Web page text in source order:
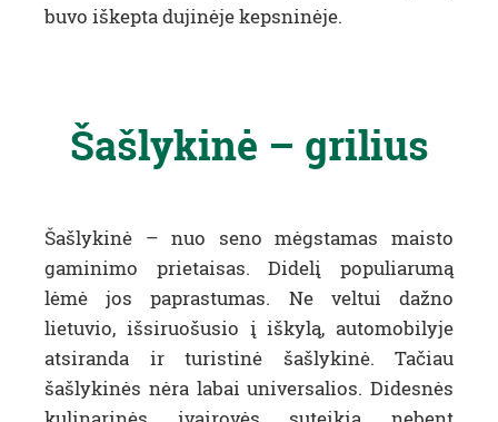
buvo iškepta dujinėje kepsninėje.
Šašlykinė – grilius
Šašlykinė – nuo seno mėgstamas maisto
gaminimo prietaisas. Didelį populiarumą
lėmė jos paprastumas. Ne veltui dažno
lietuvio, išsiruošusio į iškylą, automobilyje
atsiranda ir turistinė šašlykinė. Tačiau
šašlykinės nėra labai universalios. Didesnės